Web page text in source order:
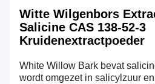
Witte Wilgenbors
Salicine CAS 138-52-3
Kruidenextractpoeder
White Willow Bark bevat
wordt omgezet in salicylzuur